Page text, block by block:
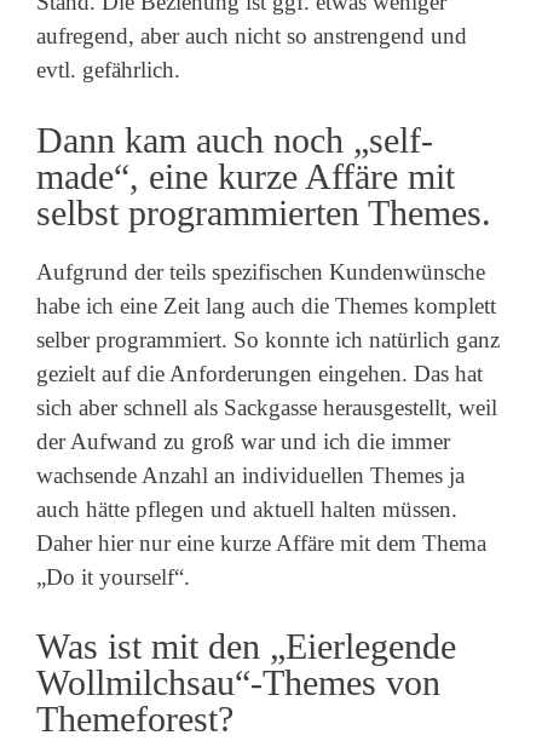
aufregend, aber auch nicht so anstrengend und
evtl. gefährlich.
Dann kam auch noch „self-
made“, eine kurze Affäre mit
selbst programmierten Themes.
Aufgrund der teils spezifischen Kundenwünsche
habe ich eine Zeit lang auch die Themes komplett
selber programmiert. So konnte ich natürlich ganz
gezielt auf die Anforderungen eingehen. Das hat
sich aber schnell als Sackgasse herausgestellt, weil
der Aufwand zu groß war und ich die immer
wachsende Anzahl an individuellen Themes ja
auch hätte pflegen und aktuell halten müssen.
Daher hier nur eine kurze Affäre mit dem Thema
„Do it yourself“.
Was ist mit den „Eierlegende
Wollmilchsau“-Themes von
Themeforest?